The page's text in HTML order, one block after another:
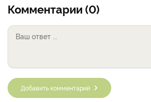
Комментарии (0)
Добавить комментарий